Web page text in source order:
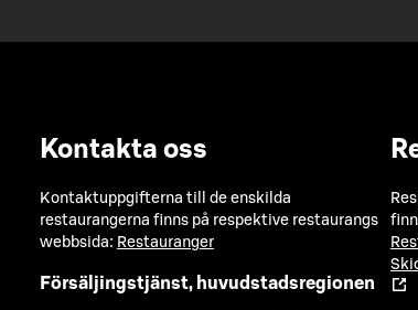
Kontakta oss
Kontaktuppgifterna till de enskilda
restaurangerna finns på respektive restaurangs
webbsida: Restauranger
Försäljingstjänst, huvudstadsregionen